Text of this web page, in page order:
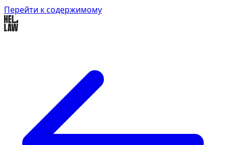
Перейти к содержимому